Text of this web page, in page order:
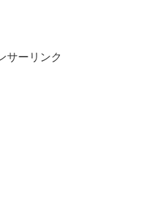
サーリンク